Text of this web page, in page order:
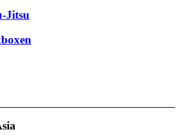
Jitsu